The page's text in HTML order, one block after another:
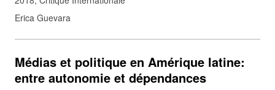
Erica Guevara
Médias et politique en Amérique latine:
entre autonomie et dépendances